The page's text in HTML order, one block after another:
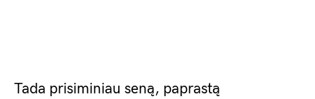
Tada prisiminiau seną, paprastą